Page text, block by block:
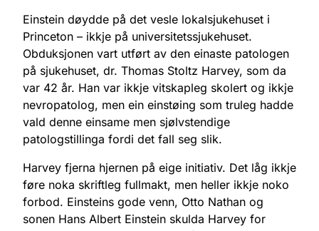
Einstein døydde på det vesle lokalsjukehuset i
Princeton – ikkje på universitetssjukehuset.
Obduksjonen vart utført av den einaste patologen
på sjukehuset, dr. Thomas Stoltz Harvey, som da
var 42 år. Han var ikkje vitskapleg skolert og ikkje
nevropatolog, men ein einstøing som truleg hadde
vald denne einsame men sjølvstendige
patologstillinga fordi det fall seg slik.
Harvey fjerna hjernen på eige initiativ. Det låg ikkje
føre noka skriftleg fullmakt, men heller ikkje noko
forbod. Einsteins gode venn, Otto Nathan og
sonen Hans Albert Einstein skulda Harvey for